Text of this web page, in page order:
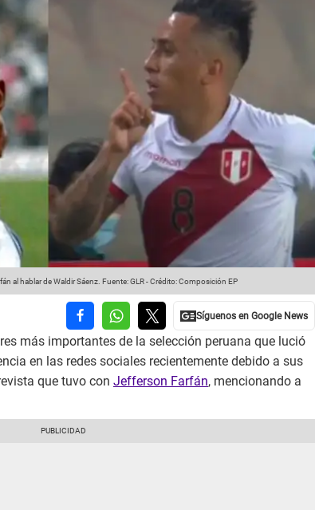
al hablar de Waldir Sáenz. Fuente: GLR-Crédito: Composición EP
más importantes de la selección peruana que lució
en las redes sociales recientemente debido a sus
que tuvo con Jefferson Farfán, mencionando a